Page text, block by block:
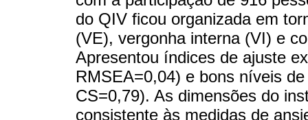
do QIV ficou organizada em
(VE), vergonha interna (VI) e
Apresentou índices de ajuste
RMSEA=0,04) e bons níveis
CS=0,79). As dimensões do
consistente às medidas de